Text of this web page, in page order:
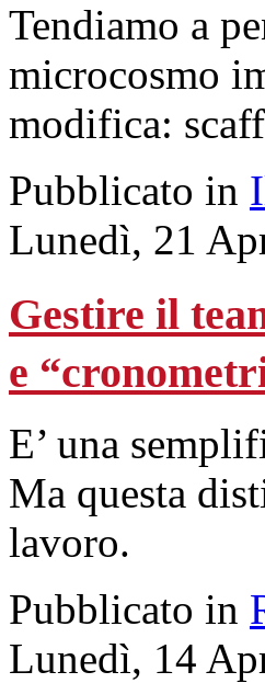
Tendiamo a
microcosmo
modifica:
Pubblicato in
Lunedì, 21
Gestire il
e
E’ una
Ma questa
lavoro.
Pubblicato in
Lunedì, 14